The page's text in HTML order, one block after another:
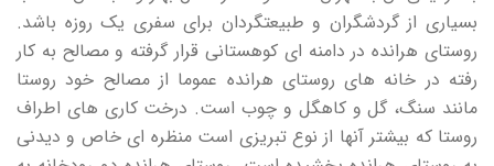
بسیاری از گردشگران و طبیعتگردان برای سفری یک روزه باشد.
روستای هرانده در دامنه ای کوهستانی قرار گرفته و مصالح به کار
رفته در خانه های روستای هرانده عموما از مصالح خود روستا
مانند سنگ، گل و کاهگل و چوب است. درخت کاری های اطراف
روستا که بیشتر آنها از نوع تبریزی است منظره ای خاص و دیدنی